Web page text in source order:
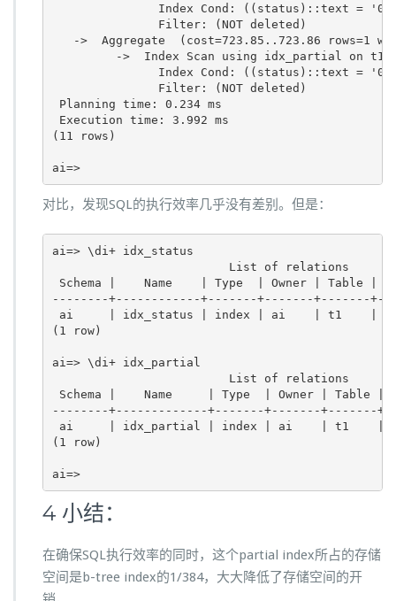
Index Cond: ((status)::text =
               Filter: (NOT deleted)
->  Aggregate  (cost=723.85..723.86 rows=1
->  Index Scan using idx_partial on t1
Index Cond: ((status)::text =
               Filter: (NOT deleted)
Planning time: 0.234 ms
Execution time: 3.992 ms
(11 rows)
ai=>
对比，发现SQL的执行效率几乎没有差别。但是：
ai=> \di+ idx_status
                         List of relations
Schema |    Name    | Type  | Owner | Table |
--------+------------+-------+-------+-------
ai     | idx_status | index | ai    | t1    |
(1 row)
ai=> \di+ idx_partial
                         List of relations
Schema |    Name     | Type  | Owner | Table
--------+-------------+-------+-------+-------
ai     | idx_partial | index | ai    | t1    |
(1 row)
ai=>
4 小结：
在确保SQL执行效率的同时，这个partial index所占的存储
空间是b-tree index的1/384，大大降低了存储空间的开